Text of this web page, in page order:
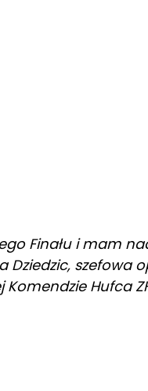
Finału i mam
Dziedzic, szefowa
Hufca